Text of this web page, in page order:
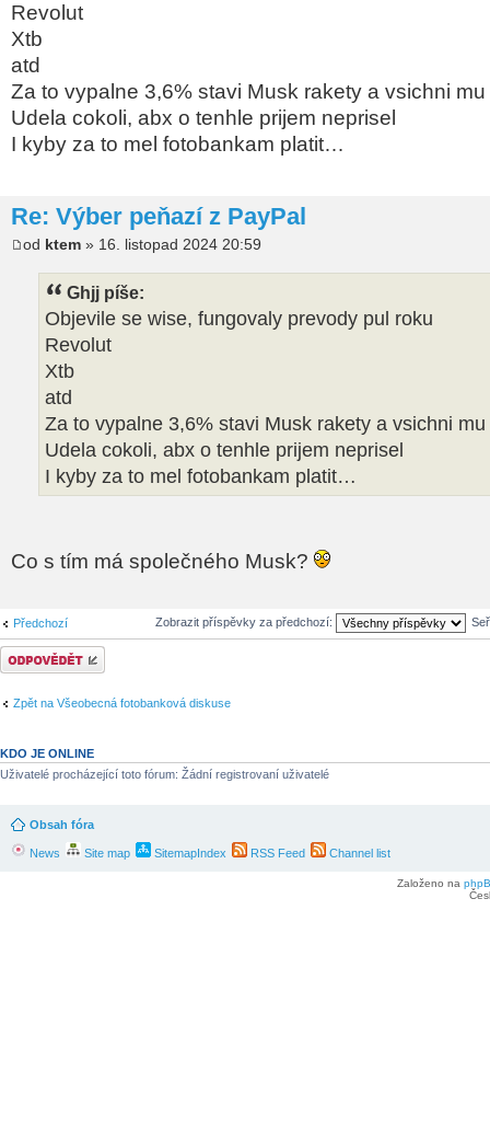
Revolut
Xtb
atd
Za to vypalne 3,6% stavi Musk rakety a vsichni
Udela cokoli, abx o tenhle prijem neprisel
I kyby za to mel fotobankam platit…
Re: Výber peňazí z PayPal
od ktem » 16. listopad 2024 20:59
Ghjj píše:
Objevile se wise, fungovaly prevody pul roku
Revolut
Xtb
atd
Za to vypalne 3,6% stavi Musk rakety a vsichni
Udela cokoli, abx o tenhle prijem neprisel
I kyby za to mel fotobankam platit…
Co s tím má společného Musk?
Předchozí Zobrazit příspěvky za předchozí:
Odeslat odpověď
Zpět na Všeobecná fotobanková diskuse
KDO JE ONLINE
Uživatelé procházející toto fórum: Žádní registrovaní uživatelé
Obsah fóra
News Site map SitemapIndex RSS Feed Channel list
Založeno na